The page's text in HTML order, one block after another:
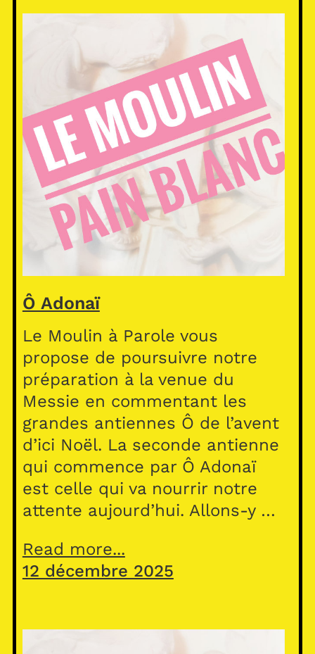
Ô Adonaï
Le Moulin à Parole vous
propose de poursuivre notre
préparation à la venue du
Messie en commentant les
grandes antiennes Ô de l’avent
d’ici Noël. La seconde antienne
qui commence par Ô Adonaï
est celle qui va nourrir notre
attente aujourd’hui. Allons-y …
Read more...
12 décembre 2025